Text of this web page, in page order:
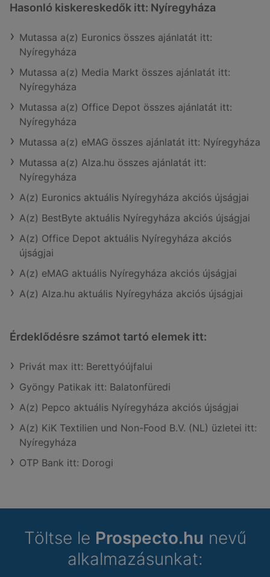
Hasonló kiskereskedők itt: Nyíregyháza
Mutassa a(z) Euronics összes ajánlatát itt:
Nyíregyháza
Mutassa a(z) Media Markt összes ajánlatát itt:
Nyíregyháza
Mutassa a(z) Office Depot összes ajánlatát itt:
Nyíregyháza
Mutassa a(z) eMAG összes ajánlatát itt: Nyíregyháza
Mutassa a(z) Alza.hu összes ajánlatát itt:
Nyíregyháza
A(z) Euronics aktuális Nyíregyháza akciós újságjai
A(z) BestByte aktuális Nyíregyháza akciós újságjai
A(z) Office Depot aktuális Nyíregyháza akciós
újságjai
A(z) eMAG aktuális Nyíregyháza akciós újságjai
A(z) Alza.hu aktuális Nyíregyháza akciós újságjai
Érdeklődésre számot tartó elemek itt:
Privát max itt: Berettyóújfalui
Gyöngy Patikak itt: Balatonfüredi
A(z) Pepco aktuális Nyíregyháza akciós újságjai
A(z) KiK Textilien und Non-Food B.V. (NL) üzletei itt:
Nyíregyháza
OTP Bank itt: Dorogi
Töltse le Prospecto.hu nevű
alkalmazásunkat: